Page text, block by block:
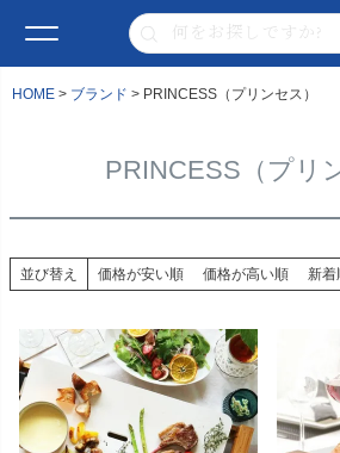
HOME ブランド PRINCESS（プリンセス）
PRINCESS（プリ
並び替え 価格が安い順 価格が高い順 新着